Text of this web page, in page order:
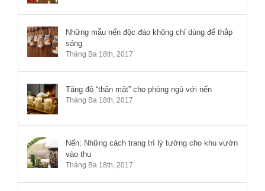
luận
Những mẫu nến độc đáo không chỉ dùng để thắp
sáng
Tháng Ba 18th, 2017
Tăng độ “thân mật” cho phòng ngủ với nến
Tháng Ba 18th, 2017
Nến: Những cách trang trí lý tưởng cho khu vườn
vào thu
Tháng Ba 18th, 2017